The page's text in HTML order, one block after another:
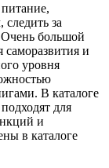
за
Очень большой
и
уровня
В каталоге
для
и
в каталоге